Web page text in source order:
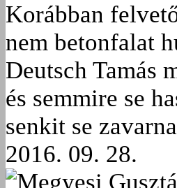
Korábban
nem betonfalat
Deutsch Tamás
és semmire se
senkit se
2016. 09. 28.
Megyesi